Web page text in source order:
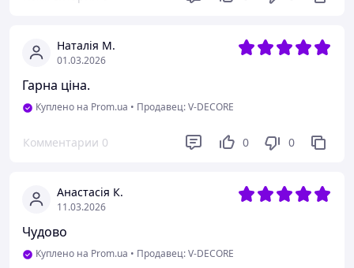
Наталія М.
01.03.2026
Гарна ціна.
Куплено на Prom.ua • Продавец: V-DECORE
Комментарии 0 0 0
Анастасія К.
11.03.2026
Чудово
Куплено на Prom.ua • Продавец: V-DECORE